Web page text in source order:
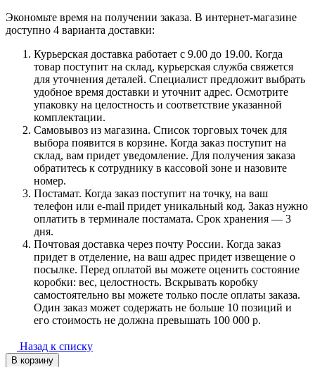
Экономьте время на получении заказа. В интернет-магазине
доступно 4 варианта доставки:
Курьерская доставка работает с 9.00 до 19.00. Когда
товар поступит на склад, курьерская служба свяжется
для уточнения деталей. Специалист предложит выбрать
удобное время доставки и уточнит адрес. Осмотрите
упаковку на целостность и соответствие указанной
комплектации.
Самовывоз из магазина. Список торговых точек для
выбора появится в корзине. Когда заказ поступит на
склад, вам придет уведомление. Для получения заказа
обратитесь к сотруднику в кассовой зоне и назовите
номер.
Постамат. Когда заказ поступит на точку, на ваш
телефон или e-mail придет уникальный код. Заказ нужно
оплатить в терминале постамата. Срок хранения — 3
дня.
Почтовая доставка через почту России. Когда заказ
придет в отделение, на ваш адрес придет извещение о
посылке. Перед оплатой вы можете оценить состояние
коробки: вес, целостность. Вскрывать коробку
самостоятельно вы можете только после оплаты заказа.
Один заказ может содержать не больше 10 позиций и
его стоимость не должна превышать 100 000 р.
Назад к списку
В корзину